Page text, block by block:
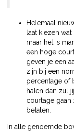
Helemaal
laat kiezen
maar het is
een hoge
geven je een
zijn bij een
percentage of
halen dan zul
courtage
betalen.
In alle genoemde